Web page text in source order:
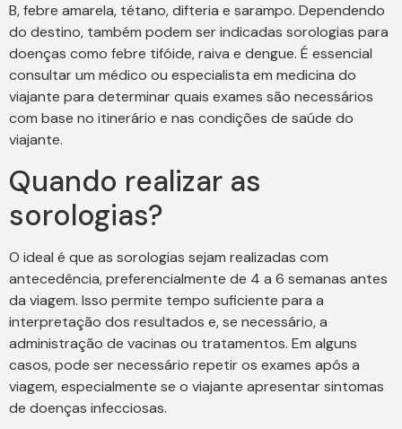
B, febre amarela, tétano, difteria e sarampo. Dependendo
do destino, também podem ser indicadas sorologias para
doenças como febre tifóide, raiva e dengue. É essencial
consultar um médico ou especialista em medicina do
viajante para determinar quais exames são necessários
com base no itinerário e nas condições de saúde do
viajante.
Quando realizar as
sorologias?
O ideal é que as sorologias sejam realizadas com
antecedência, preferencialmente de 4 a 6 semanas antes
da viagem. Isso permite tempo suficiente para a
interpretação dos resultados e, se necessário, a
administração de vacinas ou tratamentos. Em alguns
casos, pode ser necessário repetir os exames após a
viagem, especialmente se o viajante apresentar sintomas
de doenças infecciosas.